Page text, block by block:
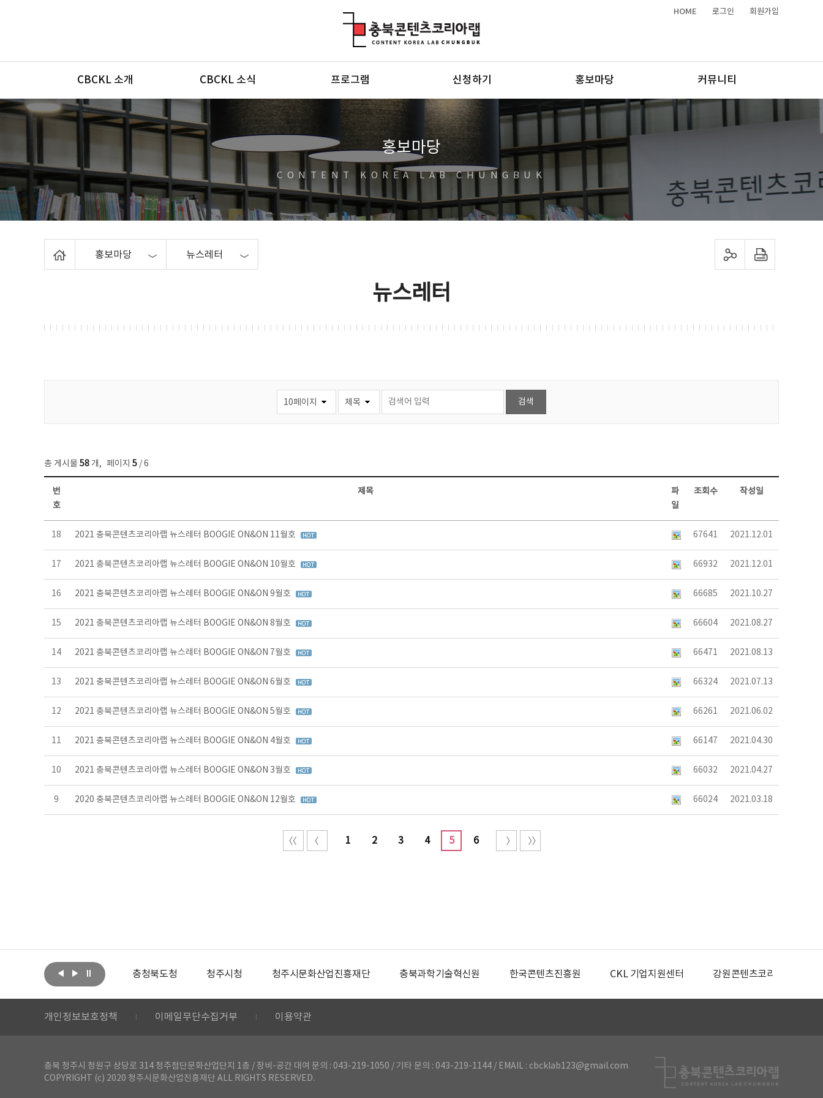
HOME 로그인 회원가입
메뉴
CBCKL 소개 CBCKL 소식 프로그램 신청하기 홍보마당 커뮤니티
홍보마당
CONTENT KOREA LAB CHUNGBUK
홍보마당 뉴스레터 sns 공유하기 프린트하기
뉴스레터
총 게시물 58 개, 페이지 5 / 6
뉴스레터 목록 - 번호, 제목, 작성자, 파일, 조회수, 작성일 정보 제공
번
호
제목
파
일
조회수 작성일
18 2021 충북콘텐츠코리아랩 뉴스레터 BOOGIE ON&ON 11월호 67641 2021.12.01
17 2021 충북콘텐츠코리아랩 뉴스레터 BOOGIE ON&ON 10월호 66932 2021.12.01
16 2021 충북콘텐츠코리아랩 뉴스레터 BOOGIE ON&ON 9월호 66685 2021.10.27
15 2021 충북콘텐츠코리아랩 뉴스레터 BOOGIE ON&ON 8월호 66604 2021.08.27
14 2021 충북콘텐츠코리아랩 뉴스레터 BOOGIE ON&ON 7월호 66471 2021.08.13
13 2021 충북콘텐츠코리아랩 뉴스레터 BOOGIE ON&ON 6월호 66324 2021.07.13
12 2021 충북콘텐츠코리아랩 뉴스레터 BOOGIE ON&ON 5월호 66261 2021.06.02
11 2021 충북콘텐츠코리아랩 뉴스레터 BOOGIE ON&ON 4월호 66147 2021.04.30
10 2021 충북콘텐츠코리아랩 뉴스레터 BOOGIE ON&ON 3월호 66032 2021.04.27
9 2020 충북콘텐츠코리아랩 뉴스레터 BOOGIE ON&ON 12월호 66024 2021.03.18
1 2 3 4 5 6
문화체육관광부 충청북도청 청주시청 청주시문화산업진흥재단 충북과학기술혁신원 한국콘텐츠진흥원 CKL 기업지원센터 강원콘텐츠코리아랩
개인정보보호정책 이메일무단수집거부 이용약관
충북 청주시 청원구 상당로 314 청주첨단문화산업단지 1층 / 장비-공간 대여 문의 : 043-219-1050 / 기타 문의 : 043-219-1144 / EMAIL : cbcklab123@gmail.com
COPYRIGHT (c) 2020 청주시문화산업진흥재단 ALL RIGHTS RESERVED.